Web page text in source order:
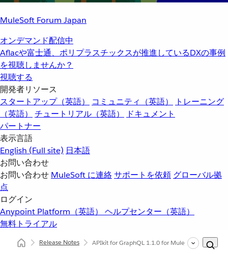
MuleSoft Forum Japan
オンデマンド配信中
Aflacや富士通、ポリプラスチックスが推進しているDXの事例
を視聴しませんか？
視聴する
開発者リソース
スタートアップ（英語）
コミュニティ（英語）
トレーニング
（英語）
チュートリアル（英語）
ドキュメント
パートナー
表示言語
English (Full site) 日本語
お問い合わせ
お問い合わせ MuleSoft に連絡サポートを依頼 グローバル拠
点
ログイン
Anypoint Platform（英語） ヘルプセンター（英語）
無料トライアル
Release Notes APIkit for GraphQL 1.1.0 for Mule 4 Release